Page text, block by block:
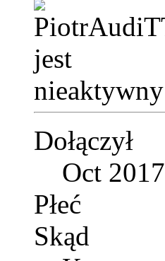
Dołączył
Oct 2017
Płeć
Skąd